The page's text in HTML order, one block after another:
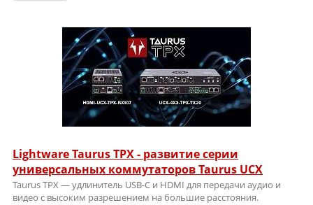
Lightware Taurus TPX - развитие серии
универсальных коммутаторов Taurus UCX
Taurus TPX — удлинитель USB-C и HDMI для передачи аудио и
видео с высоким разрешением на большие расстояния.